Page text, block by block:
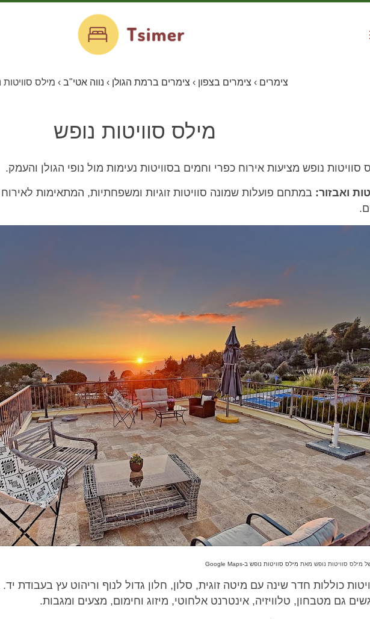
צימרים › צימרים בצפון › צימרים ברמת הגולן › נווה אטי"ב › מילס סוויטות
מילס סוויטות נופש
סוויטות נופש מציעות אירוח כפרי וחמים בסוויטות נעימות מול נופי הגולן והעמק.
ואבזור: במתחם פועלות שמונה סוויטות זוגיות ומשפחתיות, המתאימות
מילס סוויטות נופש מאת מילס סוויטות נופש ב-Google Maps
כוללות חדר שינה עם מיטה זוגית, סלון, חלון גדול לנוף וריהוט עץ בעבודת
גם מטבחון, טלוויזיה, אינטרנט אלחוטי, מיזוג וחימום, מצעים ומגבות.